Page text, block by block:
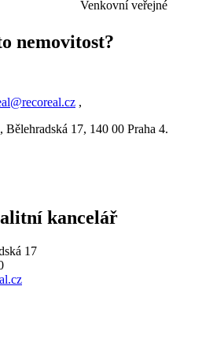
Venkovní veřejné
nemovitost?
,
Bělehradská 17, 140 00 Praha 4.
17